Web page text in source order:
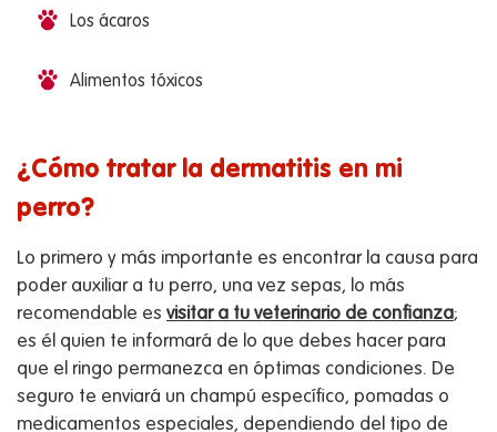
Los ácaros
Alimentos tóxicos
¿Cómo tratar la dermatitis en mi
perro?
Lo primero y más importante es encontrar la causa para
poder auxiliar a tu perro, una vez sepas, lo más
recomendable es visitar a tu veterinario de confianza;
es él quien te informará de lo que debes hacer para
que el ringo permanezca en óptimas condiciones. De
seguro te enviará un champú específico, pomadas o
medicamentos especiales, dependiendo del tipo de